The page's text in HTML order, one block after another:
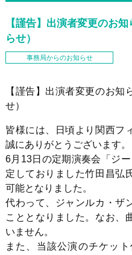
【謹告】出演者変更のお
らせ）
事務局からのお知らせ
【謹告】出演者変更のお知
せ）
皆様には、日頃より関西フ
誠にありがとうございます。
6月13日の定期演奏会「ジ
定しておりました竹田昌弘
可能となりました。
代わって、ジャンルカ・ザ
こととなりました。なお、
いません。
また、当該公演のチケッ